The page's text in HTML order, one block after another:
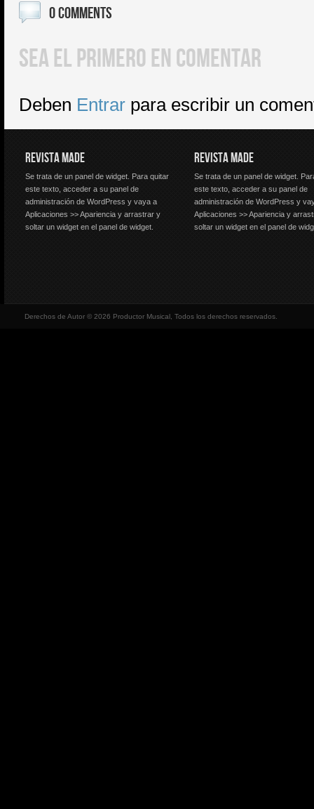
0 COMMENTS
SEA EL PRIMERO EN COMENTAR
Deben Entrar para escribir un
REVISTA MADE
Se trata de un panel de widget. Para quitar
este texto, acceder a su panel de
administración de WordPress y vaya a
Aplicaciones >> Apariencia y arrastrar y
soltar un widget en el panel de widget.
REVISTA MADE
Se trata de un panel de widget.
este texto, acceder a su panel de
administración de WordPress y
Aplicaciones >> Apariencia y
soltar un widget en el panel de
Derechos de Autor © 2026 Productor Musical, Todos los derechos reservados.